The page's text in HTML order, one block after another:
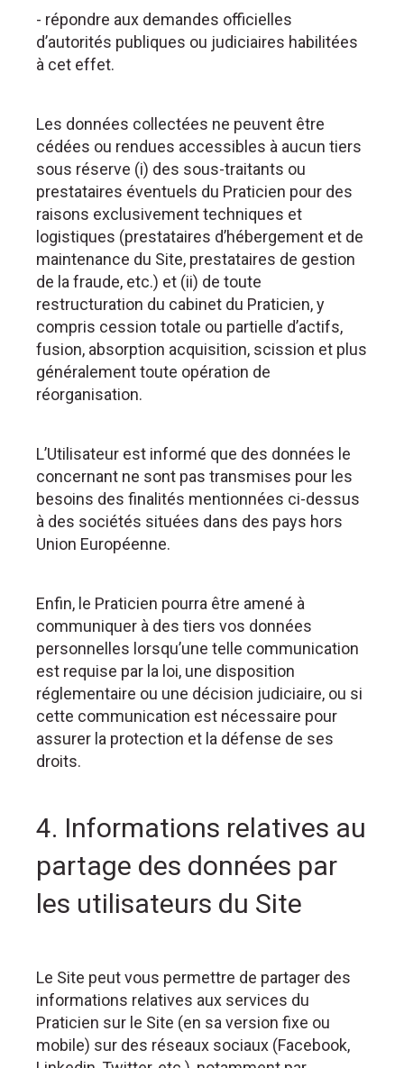
- répondre aux demandes officielles
d’autorités publiques ou judiciaires habilitées
à cet effet.
Les données collectées ne peuvent être
cédées ou rendues accessibles à aucun tiers
sous réserve (i) des sous-traitants ou
prestataires éventuels du Praticien pour des
raisons exclusivement techniques et
logistiques (prestataires d’hébergement et de
maintenance du Site, prestataires de gestion
de la fraude, etc.) et (ii) de toute
restructuration du cabinet du Praticien, y
compris cession totale ou partielle d’actifs,
fusion, absorption acquisition, scission et plus
généralement toute opération de
réorganisation.
L’Utilisateur est informé que des données le
concernant ne sont pas transmises pour les
besoins des finalités mentionnées ci-dessus
à des sociétés situées dans des pays hors
Union Européenne.
Enfin, le Praticien pourra être amené à
communiquer à des tiers vos données
personnelles lorsqu’une telle communication
est requise par la loi, une disposition
réglementaire ou une décision judiciaire, ou si
cette communication est nécessaire pour
assurer la protection et la défense de ses
droits.
4. Informations relatives au
partage des données par
les utilisateurs du Site
Le Site peut vous permettre de partager des
informations relatives aux services du
Praticien sur le Site (en sa version fixe ou
mobile) sur des réseaux sociaux (Facebook,